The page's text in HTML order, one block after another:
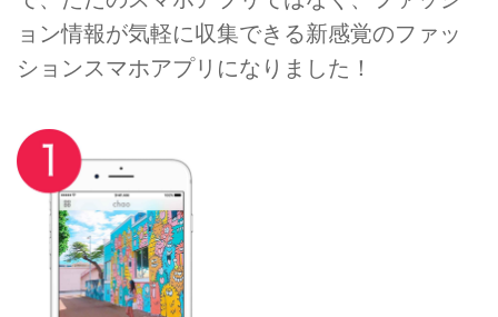
ョン情報が気軽に収集できる新感覚のファッ
ションスマホアプリになりました！